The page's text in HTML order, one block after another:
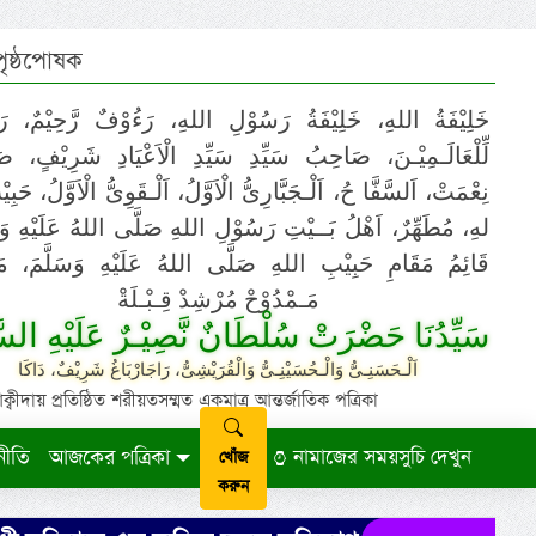
خَلِيْفَةُ اللهِ، خَلِيْفَةُ رَسُوْلِ اللهِ، رَءُوْفٌ رَّحِيْمٌ،
لِّلْعَالَـمِيْـنَ، صَاحِبُ سَيِّدِ سَيِّدِ الْاَعْيَادِ شَرِيْفٍ،
نِعْمَتْ، اَلسَّفَّا حُ، اَلْـجَبَّارِىُّ الْاَوَّلُ، اَلْـقَوِىُّ الْاَوَّلُ،
لهِ، مُطَهِّرٌ، اَهْلُ بَــيْتِ رَسُوْلِ اللهِ صَلَّى اللهُ عَلَيْهِ
قَائِمُ مَقَامِ حَبِيْبِ اللهِ صَلَّى اللهُ عَلَيْهِ وَسَلَّمَ،
مَـمْدُوْحْ مُرْشِدْ قِـبْـلَةْ
سَيِّدُنَا حَضْرَتْ سُلْطَانٌ نَّصِيْـرٌ عَلَيْهِ
اَلْـحَسَنِـىُّ وَالْـحُسَيْنِـىُّ وَالْقُرَيْشِىُّ، رَاجَارْبَاغُ شَرِيْفٌ، دَاكَا
প্রতিষ্ঠিত শরীয়তসম্মত একমাত্র আন্তর্জাতিক পত্রিকা
আজকের পত্রিকা
খোঁজ
করুন
নামাজের সময়সুচি দেখুন